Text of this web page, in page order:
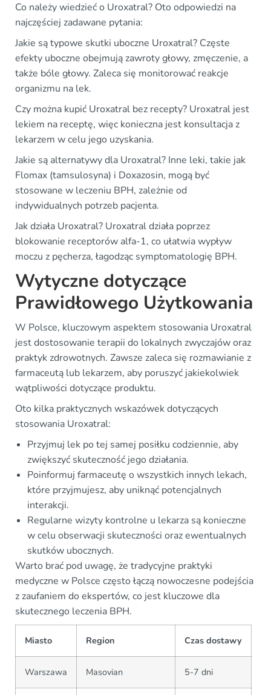
Co należy wiedzieć o Uroxatral? Oto odpowiedzi na
najczęściej zadawane pytania:
Jakie są typowe skutki uboczne Uroxatral? Częste
efekty uboczne obejmują zawroty głowy, zmęczenie, a
także bóle głowy. Zaleca się monitorować reakcje
organizmu na lek.
Czy można kupić Uroxatral bez recepty? Uroxatral jest
lekiem na receptę, więc konieczna jest konsultacja z
lekarzem w celu jego uzyskania.
Jakie są alternatywy dla Uroxatral? Inne leki, takie jak
Flomax (tamsulosyna) i Doxazosin, mogą być
stosowane w leczeniu BPH, zależnie od
indywidualnych potrzeb pacjenta.
Jak działa Uroxatral? Uroxatral działa poprzez
blokowanie receptorów alfa-1, co ułatwia wypływ
moczu z pęcherza, łagodząc symptomatologię BPH.
Wytyczne dotyczące
Prawidłowego Użytkowania
W Polsce, kluczowym aspektem stosowania Uroxatral
jest dostosowanie terapii do lokalnych zwyczajów oraz
praktyk zdrowotnych. Zawsze zaleca się rozmawianie z
farmaceutą lub lekarzem, aby poruszyć jakiekolwiek
wątpliwości dotyczące produktu.
Oto kilka praktycznych wskazówek dotyczących
stosowania Uroxatral:
Przyjmuj lek po tej samej posiłku codziennie, aby
zwiększyć skuteczność jego działania.
Poinformuj farmaceutę o wszystkich innych lekach,
które przyjmujesz, aby uniknąć potencjalnych
interakcji.
Regularne wizyty kontrolne u lekarza są konieczne
w celu obserwacji skuteczności oraz ewentualnych
skutków ubocznych.
Warto brać pod uwagę, że tradycyjne praktyki
medyczne w Polsce często łączą nowoczesne podejścia
z zaufaniem do ekspertów, co jest kluczowe dla
skutecznego leczenia BPH.
Miasto Region Czas dostawy
Warszawa Masovian 5-7 dni